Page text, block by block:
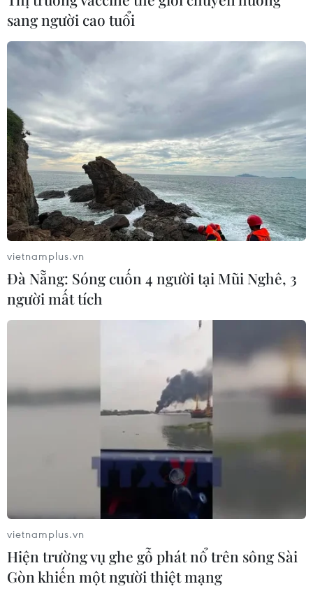
Theo dõi VietnamPlus
TIN LIÊN QUAN
Điểm mặt liên danh nhà đầu tư trúng thầu
đường cao tốc Bắc-Nam
Sau khi sơ tuyển trong nước, dự án đường cao tốc Bắc-
Nam đã xác định được danh tính liên danh các nhà
đầu tư đủ điều kiện nhận hồ sơ mời thầu và chuẩn bị
sang người cao tuổi
vietnamplus.vn
Đà Nẵng: Sóng cuốn 4 người tại Mũi Nghê, 3
người mất tích
vietnamplus.vn
Hiện trường vụ ghe gỗ phát nổ trên sông Sài
Gòn khiến một người thiệt mạng